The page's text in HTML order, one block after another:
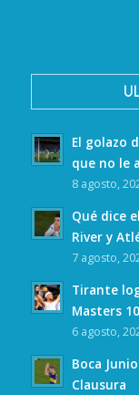
El golazo
que no le
8 agosto,
Qué dice
River y
7 agosto,
Tirante
Masters
6 agosto,
Boca
Clausura